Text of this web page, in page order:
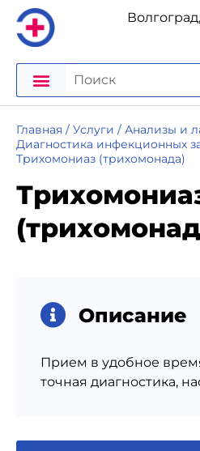
Главная / Услуги / Анализы и
Диагностика инфекционных
Трихомониаз (трихомонада)
Описание
Прием в удобное
точная диагностика,